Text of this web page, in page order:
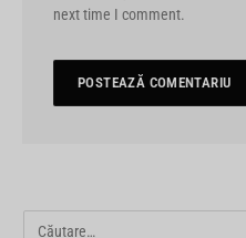
next time I comment.